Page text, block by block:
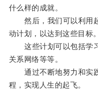
什么样的成就。
然后，我们可以利用起
动计划，以达到这些目标。
这些计划可以包括学习
关系网络等等。
通过不断地努力和实践
程，实现人生的起飞。